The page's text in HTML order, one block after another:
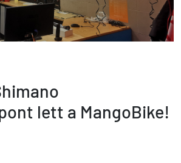
lett a MangoBike!